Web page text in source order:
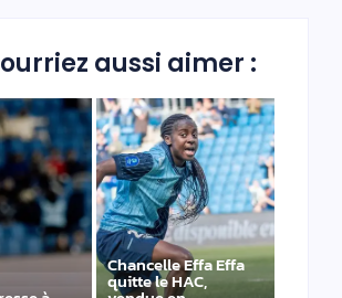
aussi aimer :
Chancelle Effa Effa
quitte le HAC,